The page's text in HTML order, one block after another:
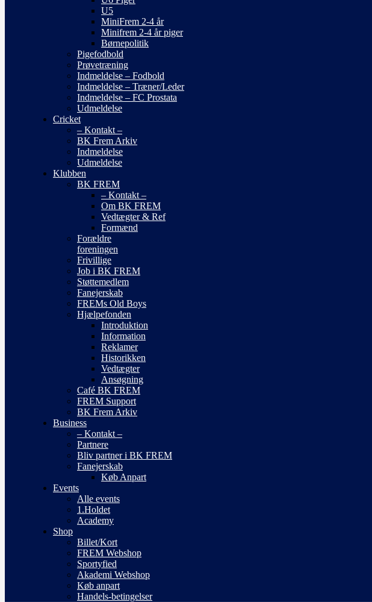
U5
MiniFrem 2-4 år
Minifrem 2-4 år piger
Børnepolitik
Pigefodbold
Prøvetræning
Indmeldelse – Fodbold
Indmeldelse – Træner/Leder
Indmeldelse – FC Prostata
Udmeldelse
Cricket
– Kontakt –
BK Frem Arkiv
Indmeldelse
Udmeldelse
Klubben
BK FREM
– Kontakt –
Om BK FREM
Vedtægter & Ref
Formænd
Forældre
foreningen
Frivillige
Job i BK FREM
Støttemedlem
Fanejerskab
FREMs Old Boys
Hjælpefonden
Introduktion
Information
Reklamer
Historikken
Vedtægter
Ansøgning
Café BK FREM
FREM Support
BK Frem Arkiv
Business
– Kontakt –
Partnere
Bliv partner i BK FREM
Fanejerskab
Køb Anpart
Events
Alle events
1.Holdet
Academy
Shop
Billet/Kort
FREM Webshop
Sportyfied
Akademi Webshop
Køb anpart
Handels-betingelser